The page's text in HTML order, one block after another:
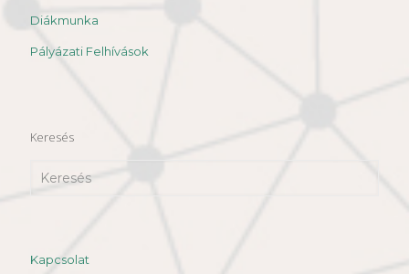
Diákmunka
Pályázati Felhívások
Keresés
Kapcsolat